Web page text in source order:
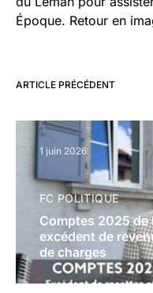
Époque. Retour en
ARTICLE PRÉCÉDENT
1 juin 2026
FC POLITIQUE
Comptes 2025 de
excédent de
de charges